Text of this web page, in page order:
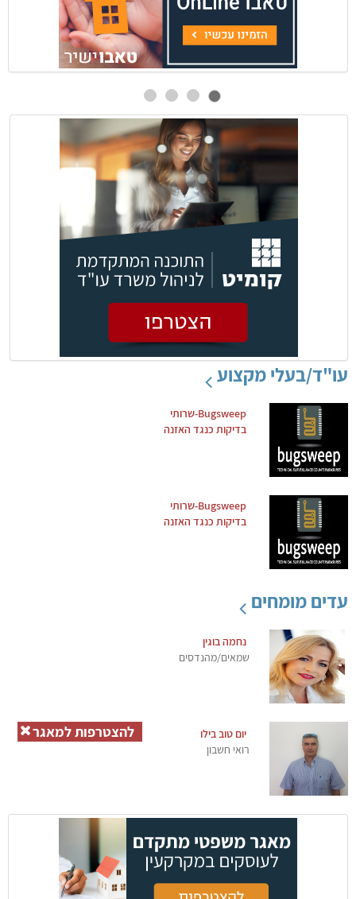
עו"ד/בעלי מקצוע
Bugsweep-שרותי
בדיקות כנגד האזנה
Bugsweep-שרותי
בדיקות כנגד האזנה
עדים מומחים
נחמה בוגין
שמאים/מהנדסים
יום טוב בילו
רואי חשבון
להצטרפות למאגר